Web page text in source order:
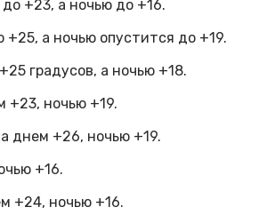
+23, а ночью до +16.
а ночью опустится до +19.
градусов, а ночью +18.
+23, ночью +19.
днем +26, ночью +19.
+16.
+24, ночью +16.